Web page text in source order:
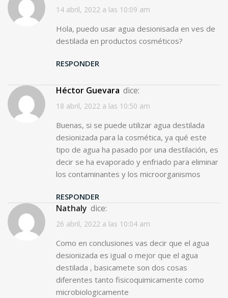
14 abril, 2022 a las 10:09 am
Hola, puedo usar agua desionisada en ves de
destilada en productos cosméticos?
RESPONDER
Héctor Guevara dice:
18 abril, 2022 a las 10:50 am
Buenas, si se puede utilizar agua destilada
desionizada para la cosmética, ya qué este
tipo de agua ha pasado por una destilación, es
decir se ha evaporado y enfriado para eliminar
los contaminantes y los microorganismos
RESPONDER
nathaly dice:
26 abril, 2022 a las 10:04 am
Como en conclusiones vas decir que el agua
desionizada es igual o mejor que el agua
destilada , basicamete son dos cosas
diferentes tanto fisicoquimicamente como
microbiologicamente